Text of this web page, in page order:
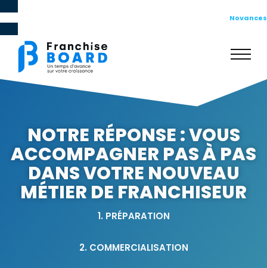
Novances
NOTRE RÉPONSE : VOUS
ACCOMPAGNER PAS À PAS
DANS VOTRE NOUVEAU
MÉTIER DE FRANCHISEUR
1. PRÉPARATION
2. COMMERCIALISATION